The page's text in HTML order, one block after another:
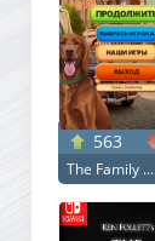
563
The Family ...